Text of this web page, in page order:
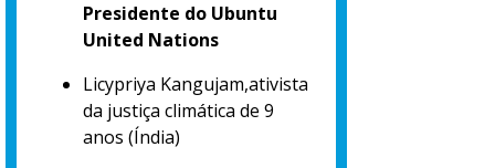
Presidente do Ubuntu
United Nations
Licypriya Kangujam,ativista
da justiça climática de 9
anos (Índia)